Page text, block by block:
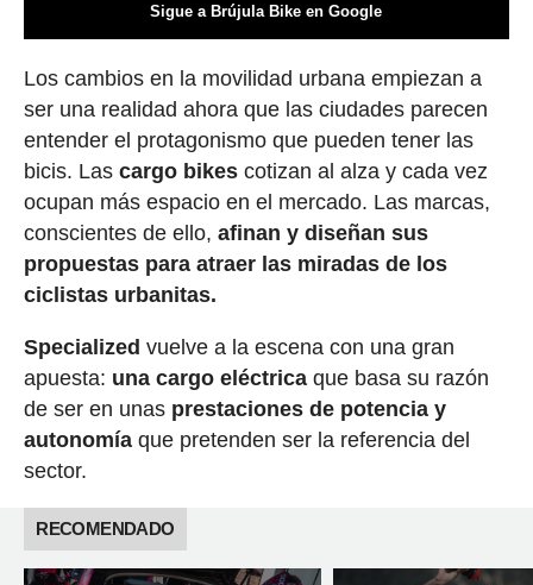
Sigue a Brújula Bike en Google
Los cambios en la movilidad urbana empiezan a
ser una realidad ahora que las ciudades parecen
entender el protagonismo que pueden tener las
bicis. Las cargo bikescotizan al alza y cada vez
ocupan más espacio en el mercado. Las marcas,
conscientes de ello, afinan y diseñan sus
propuestas para atraer las miradas de los
ciclistas urbanitas.
Specialized vuelve a la escena con una gran
apuesta: una cargo eléctrica que basa su razón
de ser en unasprestaciones de potencia y
autonomíaque pretenden ser la referencia del
sector.
RECOMENDADO